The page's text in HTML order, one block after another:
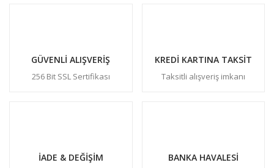
GÜVENLİ ALIŞVERİŞ
256 Bit SSL Sertifikası
KREDİ KARTINA TAKSİT
Taksitli alışveriş imkanı
İADE & DEĞİŞİM BANKA HAVALESİ